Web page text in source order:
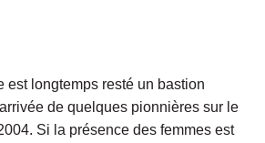
est longtemps resté un bastion
de quelques pionnières sur le
Si la présence des femmes est